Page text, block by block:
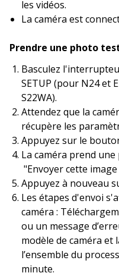
les vidéos.
La caméra est
Prendre une photo
Basculez
SETUP (pour N24 et
S22WA).
Attendez que la
récupère les
Appuyez sur le
La caméra prend
"Envoyer cette image
Appuyez à nouveau
Les étapes d'envoi
caméra :
ou un message
modèle de caméra et
l’ensemble du
minute.